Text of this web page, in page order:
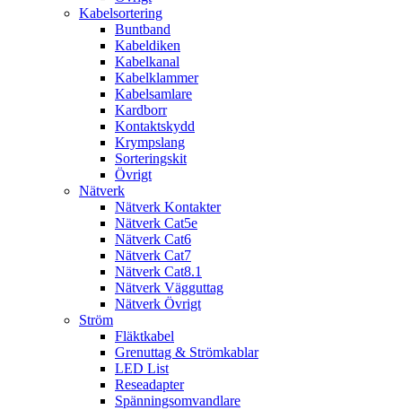
Kabelsortering
Buntband
Kabeldiken
Kabelkanal
Kabelklammer
Kabelsamlare
Kardborr
Kontaktskydd
Krympslang
Sorteringskit
Övrigt
Nätverk
Nätverk Kontakter
Nätverk Cat5e
Nätverk Cat6
Nätverk Cat7
Nätverk Cat8.1
Nätverk Vägguttag
Nätverk Övrigt
Ström
Fläktkabel
Grenuttag & Strömkablar
LED List
Reseadapter
Spänningsomvandlare